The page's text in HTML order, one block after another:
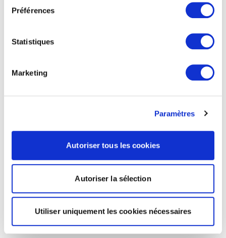
Préférences
Statistiques
Marketing
Paramètres
Autoriser tous les cookies
Autoriser la sélection
Utiliser uniquement les cookies nécessaires